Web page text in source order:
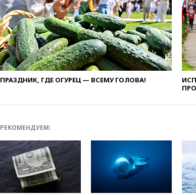
ПРАЗДНИК, ГДЕ ОГУРЕЦ — ВСЕМУ ГОЛОВА!
РЕКОМЕНДУЕМ: